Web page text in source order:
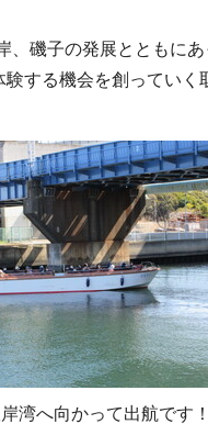
、磯子の発展とともに
する機会を創っていく
湾へ向かって出航です！